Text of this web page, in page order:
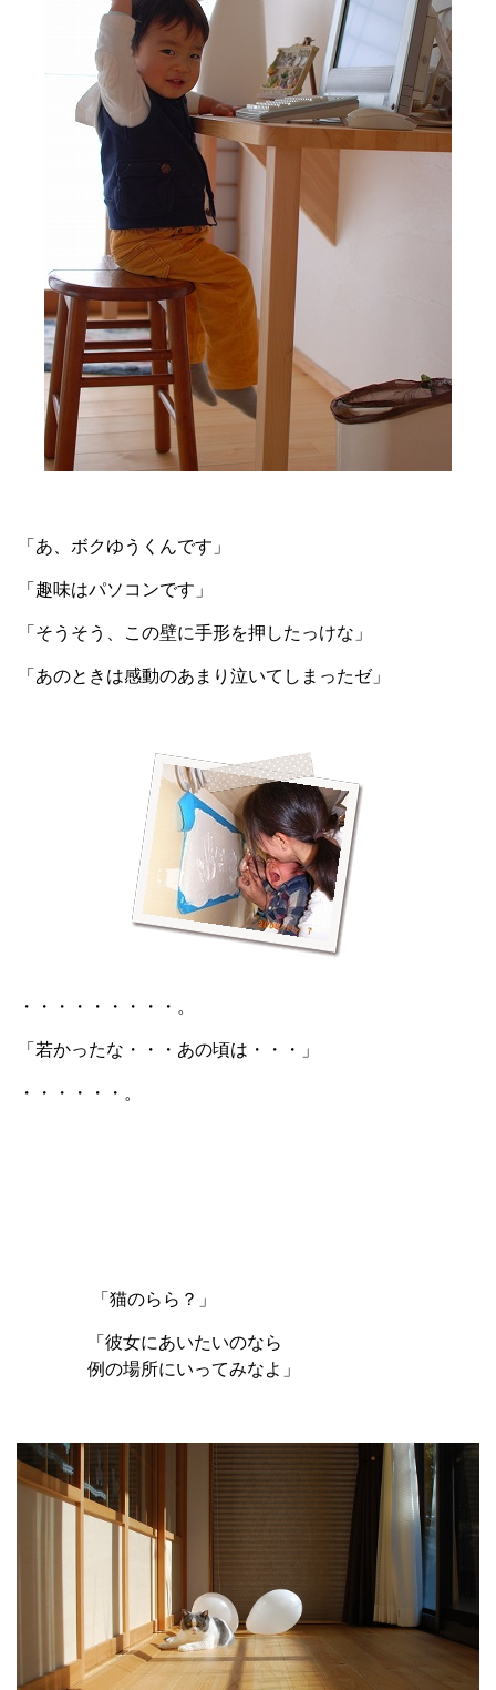
「あ、ボクゆうくんです」
「趣味はパソコンです」
「そうそう、この壁に手形を押したっけな」
「あのときは感動のあまり泣いてしまったゼ」
・・・・・・・・・。
「若かったな・・・あの頃は・・・」
・・・・・・。
「猫のらら？」
「彼女にあいたいのなら
例の場所にいってみなよ」